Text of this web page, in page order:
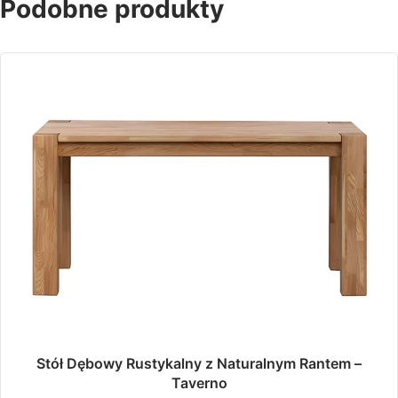
Podobne produkty
Stół Dębowy Rustykalny z Naturalnym Rantem –
Taverno